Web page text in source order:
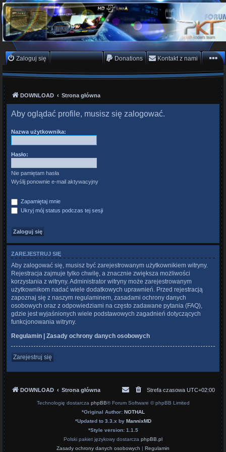
PKTeam - Polish Koders
Team
Hyperion, Enigma, E2, PKT, listy kanałów, oscam
Zaloguj się Zarejestruj się Donations Kontakt z nami
DOWNLOAD Strona główna
Aby oglądać profile, musisz się zalogować.
Nazwa użytkownika:
Hasło:
Nie pamiętam hasła
Wyślij ponownie e-mail aktywacyjny
Zapamiętaj mnie
Ukryj mój status podczas tej sesji
ZAREJESTRUJ SIĘ
Aby zalogować się, musisz być zarejestrowanym użytkownikiem witryny.
Rejestracja zajmuje tylko chwilę, a znacznie zwiększa możliwości
korzystania z witryny. Administrator witryny może zarejestrowanym
użytkownikom nadać wiele dodatkowych uprawnień. Przed rejestracją
zapoznaj się z naszym regulaminem, zasadami ochrony danych
osobowych oraz z odpowiedziami na często zadawane pytania (FAQ),
gdzie jest wyjaśnionych wiele podstawowych zagadnień dotyczących
funkcjonowania witryny.
Regulamin | Zasady ochrony danych osobowych
Zarejestruj się
DOWNLOAD Strona główna Strefa czasowa UTC+02:00
Technologię dostarcza phpBB® Forum Software © phpBB Limited
*Original Author: NOTHAL
*Updated to 3.3.x by MannixMD
*Style version: 1.1.5
Polski pakiet językowy dostarcza phpBB.pl
Zasady ochrony danych osobowych | Regulamin